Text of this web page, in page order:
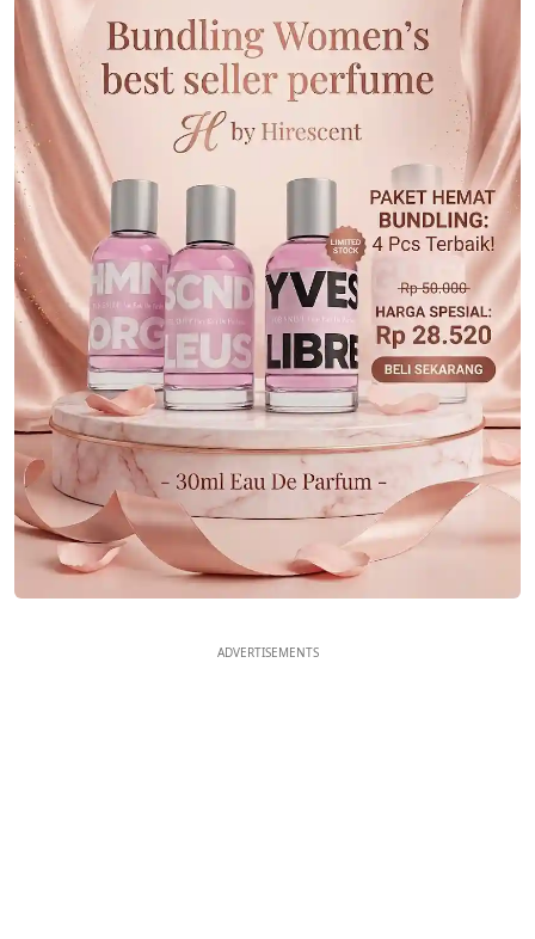
ADVERTISEMENTS